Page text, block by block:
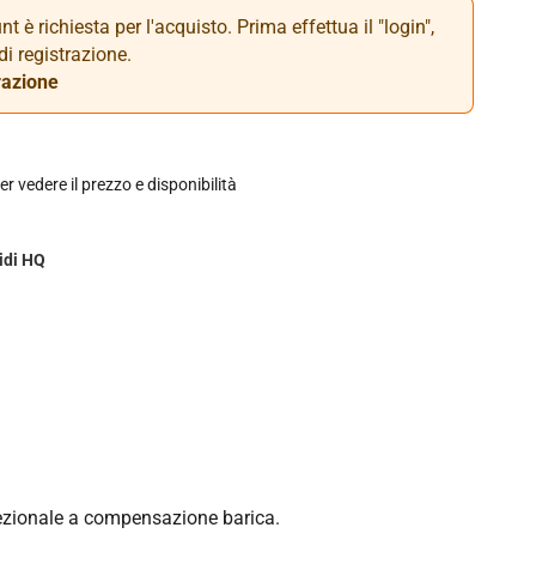
è richiesta per l'acquisto. Prima effettua il "login",
registrazione.
vedere il prezzo e disponibilità
HQ
a compensazione barica.